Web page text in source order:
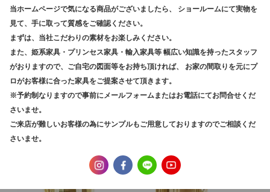
当ホームページで気になる商品がございましたら、
ショールームにて実物を
見て、手に取って質感をご確認ください。
まずは、当社こだわりの素材をお楽しみください。
また、姫系家具・プリンセス家具・輸入家具等 幅広い知識を持ったスタッフ
がおりますので、ご自宅の図面等をお持ち頂ければ、
お家の間取りを元にプ
ロがお客様に合った家具をご提案させて頂きます。
※予約制なりますので事前にメールフォームまたはお電話にてお問合せくだ
さいませ。
ご来店が難しいお客様の為にサンプルもご用意しておりますのでご相談くだ
さいませ。